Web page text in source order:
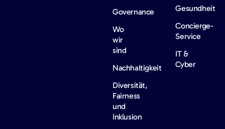
Governance
Wo
wir
sind
Nachhaltigkeit
Diversität,
Fairness
und
Inklusion
Gesundheit
Concierge-
Service
IT &
Cyber